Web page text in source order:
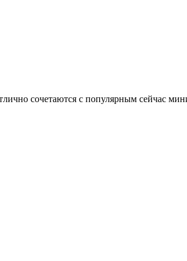
сочетаются с популярным сейчас